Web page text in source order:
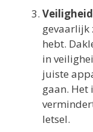
gevaarlijk
hebt.
in
juiste
gaan. Het
letsel.